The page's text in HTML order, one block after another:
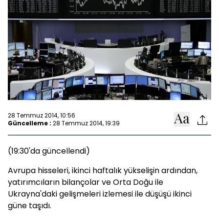
28 Temmuz 2014, 10:56
Güncelleme : 28 Temmuz 2014, 19:39
(19:30'da güncellendi)
Avrupa hisseleri, ikinci haftalık yükselişin ardından,
yatırımcıların bilançolar ve Orta Doğu ile
Ukrayna'daki gelişmeleri izlemesi ile düşüşü ikinci
güne taşıdı.